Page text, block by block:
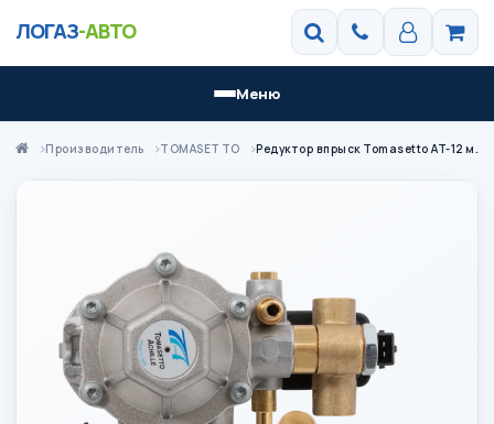
ЛОГАЗ-АВТО
Меню
Производитель TOMASETTO Редуктор впрыск Tomasetto AT-12 метан 285 кв RMAT3820